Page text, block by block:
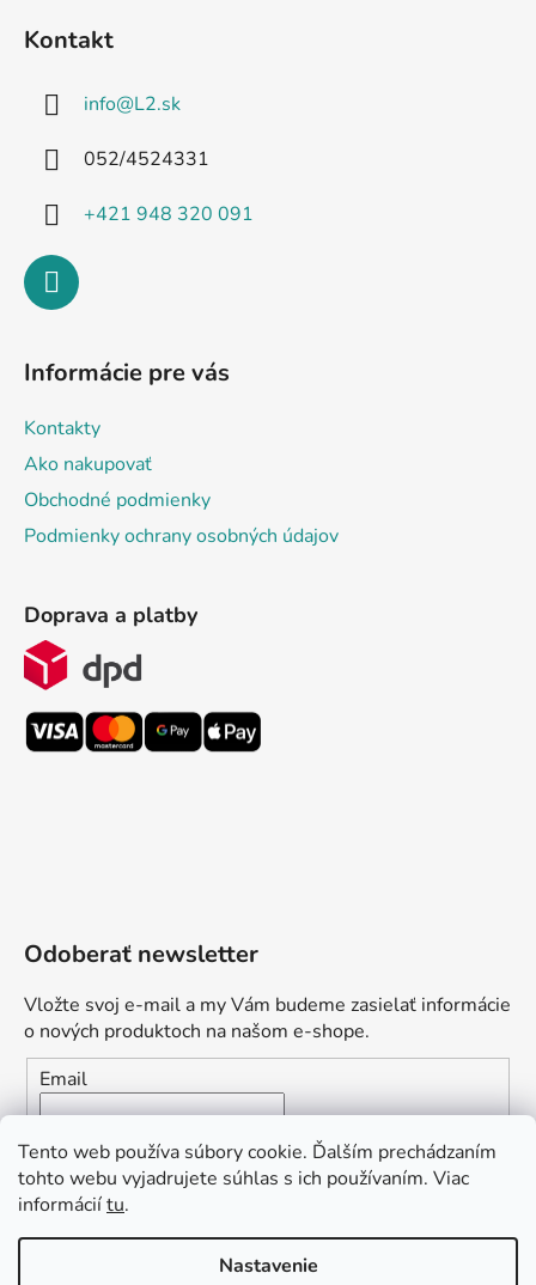
Tento web používa súbory cookie. Ďalším prechádzaním
tohto webu vyjadrujete súhlas s ich používaním. Viac
informáciítu.
Nastavenie
Kontakt
info@L2.sk
052/4524331
+421 948 320 091
Informácie pre vás
Kontakty
Ako nakupovať
Obchodné podmienky
Podmienky ochrany osobných údajov
Doprava a platby
Odoberať newsletter
Vložte svoj e-mail a my Vám budeme zasielať informácie
o nových produktoch na našom e-shope.
Email
Vložením e-mailu súhlasíte s
podmienkami ochrany
osobných údajov
môžem pomôcť?“